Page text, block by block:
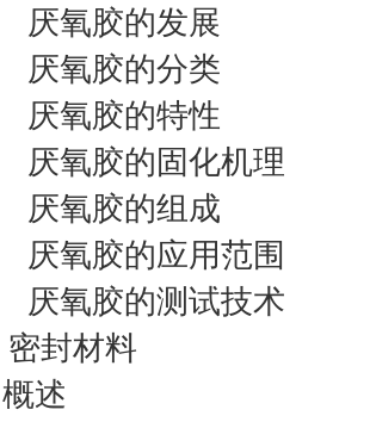
厌氧胶的发展
厌氧胶的分类
厌氧胶的特性
厌氧胶的固化机理
厌氧胶的组成
厌氧胶的应用范围
厌氧胶的测试技术
封材料
述